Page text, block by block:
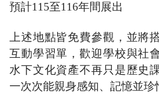
預計115至116年間展出
上述地點皆免費參觀，並將
互動學習單，歡迎學校與社
水下文化資產不再只是歷史
一次次能親身感知、記憶並珍